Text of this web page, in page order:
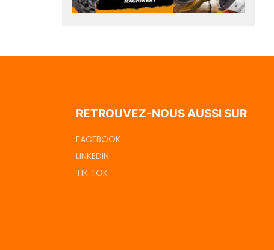
RETROUVEZ-NOUS AUSSI SUR
FACEBOOK
LINKEDIN
TIK TOK